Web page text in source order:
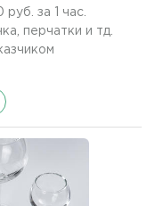
за 1 час.
перчатки и тд.